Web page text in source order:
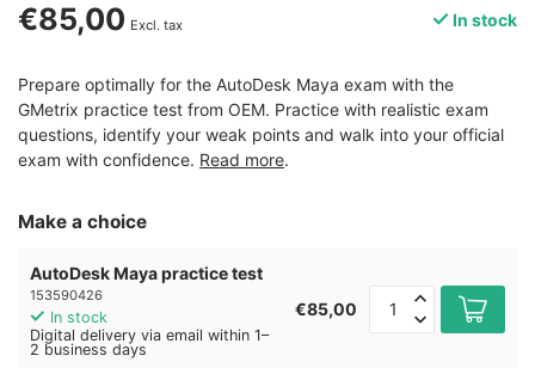
€85,00 Excl. tax In stock
Prepare optimally for the AutoDesk Maya exam with the
GMetrix practice test from OEM. Practice with realistic exam
questions, identify your weak points and walk into your official
exam with confidence. Read more.
Make a choice
AutoDesk Maya practice test
153590426
In stock
Digital delivery via email within 1–
2 business days
€85,00